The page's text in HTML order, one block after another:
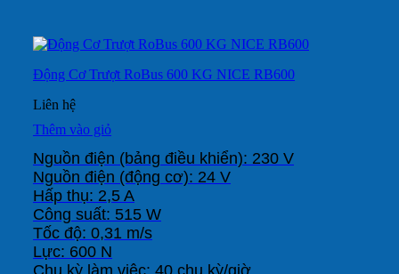
Động Cơ Trượt RoBus 600 KG NICE RB600
Liên hệ
Thêm vào giỏ
Nguồn điện (bảng điều khiển): 230 V
Nguồn điện (động cơ): 24 V
Hấp thụ: 2,5 A
Công suất: 515 W
Tốc độ: 0,31 m/s
Lực: 600 N